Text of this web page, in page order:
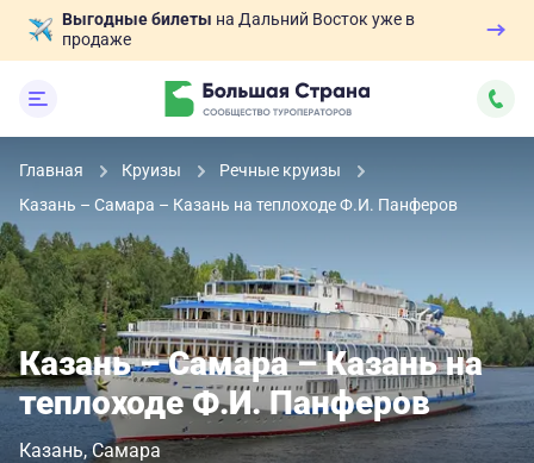
Выгодные билеты на Дальний Восток уже в
продаже
Главная Круизы
Речные круизы
Казань – Самара – Казань на теплоходе Ф.И. Панферов
Казань – Самара – Казань на
теплоходе Ф.И. Панферов
Казань Самара